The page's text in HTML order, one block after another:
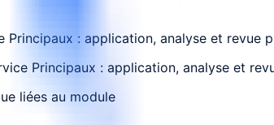
: application, analyse et revue
Principaux : application, analyse et
liées au module